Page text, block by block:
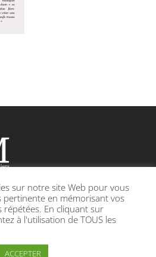
contrat d’association avec l’Etat
CONDRIEU
DE CONFIDENTIALITÉ
sur notre site Web pour vous
pertinente en mémorisant vos
répétées. En cliquant sur
à l'utilisation de TOUS les
ACCEPTER